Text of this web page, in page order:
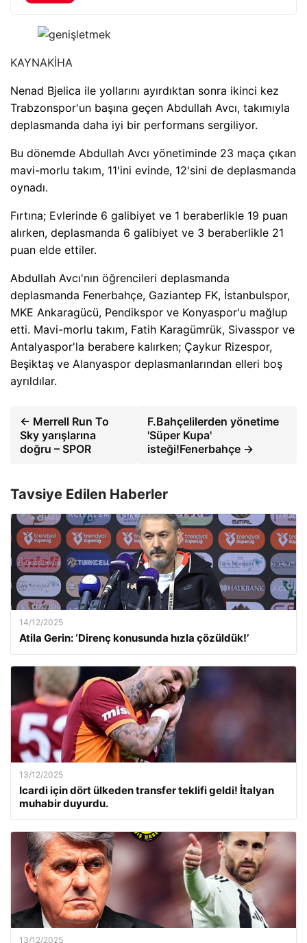
KAYNAKİHA
Nenad Bjelica ile yollarını ayırdıktan sonra ikinci kez
Trabzonspor'un başına geçen Abdullah Avcı, takımıyla
deplasmanda daha iyi bir performans sergiliyor.
Bu dönemde Abdullah Avcı yönetiminde 23 maça çıkan
mavi-morlu takım, 11'ini evinde, 12'sini de deplasmanda
oynadı.
Fırtına; Evlerinde 6 galibiyet ve 1 beraberlikle 19 puan
alırken, deplasmanda 6 galibiyet ve 3 beraberlikle 21
puan elde ettiler.
Abdullah Avcı'nın öğrencileri deplasmanda
deplasmanda Fenerbahçe, Gaziantep FK, İstanbulspor,
MKE Ankaragücü, Pendikspor ve Konyaspor'u mağlup
etti. Mavi-morlu takım, Fatih Karagümrük, Sivasspor ve
Antalyaspor'la berabere kalırken; Çaykur Rizespor,
Beşiktaş ve Alanyaspor deplasmanlarından elleri boş
ayrıldılar.
← Merrell Run To
Sky yarışlarına
doğru – SPOR
F.Bahçelilerden yönetime
'Süper Kupa'
isteği!Fenerbahçe →
Tavsiye Edilen Haberler
14/12/2025
Atila Gerin: ‘Direnç konusunda hızla çözüldük!’
13/12/2025
Icardi için dört ülkeden transfer teklifi geldi! İtalyan
muhabir duyurdu.
13/12/2025